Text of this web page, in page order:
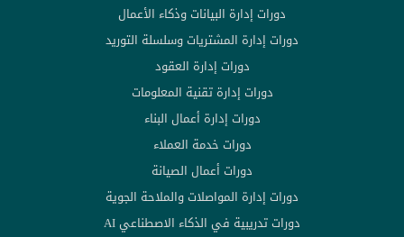
دورات إدارة البيانات وذكاء الأعمال
دورات إدارة المشتريات وسلسلة التوريد
دورات إدارة العقود
دورات إدارة تقنية المعلومات
دورات إدارة أعمال البناء
دورات خدمة العملاء
دورات أعمال الصيانة
دورات إدارة المواصلات والملاحة الجوية
دورات تدريبية في الذكاء الاصطناعي AI